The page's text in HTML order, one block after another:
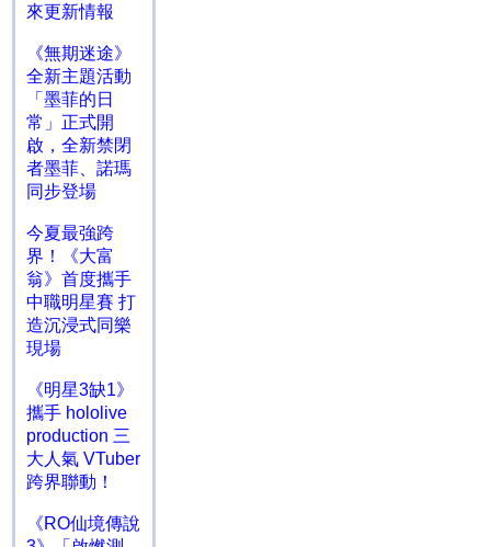
來更新情報
《無期迷途》
全新主題活動
「墨菲的日
常」正式開
啟，全新禁閉
者墨菲、諾瑪
同步登場
今夏最強跨
界！《大富
翁》首度攜手
中職明星賽 打
造沉浸式同樂
現場
《明星3缺1》
攜手 hololive
production 三
大人氣 VTuber
跨界聯動！
《RO仙境傳說